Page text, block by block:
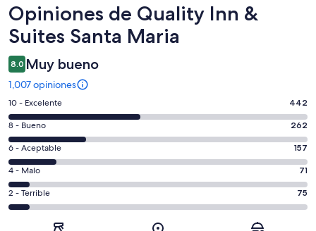
Opiniones
Opiniones de Quality Inn &
Suites Santa Maria
8.0 Muy bueno
1,007 opiniones
Puntuación
de
10,
es
decir,
Excelente.
Basada
en
10 - Excelente 442
Puntuación
de
8,
es
decir,
Bueno.
8 - Bueno 262
Puntuación
de
6,
es
decir,
Aceptable.
6 - Aceptable 157
Puntuación
de
4,
4 - Malo 71
Puntuación
de
2 - Terrible 75